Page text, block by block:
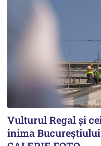
Vulturul Regal și
inima